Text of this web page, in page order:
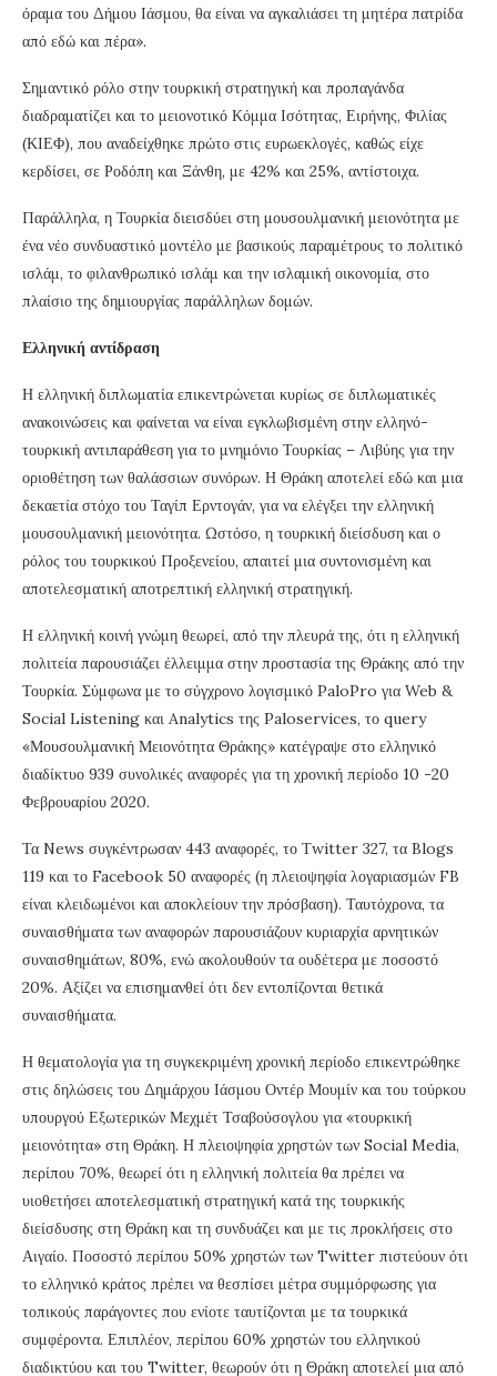
όραμα του Δήμου Ιάσμου, θα είναι να αγκαλιάσει τη μητέρα πατρίδα
από εδώ και πέρα».
Σημαντικό ρόλο στην τουρκική στρατηγική και προπαγάνδα
διαδραματίζει και το μειονοτικό Κόμμα Ισότητας, Ειρήνης, Φιλίας
(ΚΙΕΦ), που αναδείχθηκε πρώτο στις ευρωεκλογές, καθώς είχε
κερδίσει, σε Ροδόπη και Ξάνθη, με 42% και 25%, αντίστοιχα.
Παράλληλα, η Τουρκία διεισδύει στη μουσουλμανική μειονότητα με
ένα νέο συνδυαστικό μοντέλο με βασικούς παραμέτρους το πολιτικό
ισλάμ, το φιλανθρωπικό ισλάμ και την ισλαμική οικονομία, στο
πλαίσιο της δημιουργίας παράλληλων δομών.
Ελληνική αντίδραση
Η ελληνική διπλωματία επικεντρώνεται κυρίως σε διπλωματικές
ανακοινώσεις και φαίνεται να είναι εγκλωβισμένη στην ελληνό-
τουρκική αντιπαράθεση για το μνημόνιο Τουρκίας – Λιβύης για την
οριοθέτηση των θαλάσσιων συνόρων. Η Θράκη αποτελεί εδώ και μια
δεκαετία στόχο του Ταγίπ Ερντογάν, για να ελέγξει την ελληνική
μουσουλμανική μειονότητα. Ωστόσο, η τουρκική διείσδυση και ο
ρόλος του τουρκικού Προξενείου, απαιτεί μια συντονισμένη και
αποτελεσματική αποτρεπτική ελληνική στρατηγική.
Η ελληνική κοινή γνώμη θεωρεί, από την πλευρά της, ότι η ελληνική
πολιτεία παρουσιάζει έλλειμμα στην προστασία της Θράκης από την
Τουρκία. Σύμφωνα με το σύγχρονο λογισμικό PaloPro για Web &
Social Listening και Analytics της Paloservices, το query
«Μουσουλμανική Μειονότητα Θράκης» κατέγραψε στο ελληνικό
διαδίκτυο 939 συνολικές αναφορές για τη χρονική περίοδο 10 -20
Φεβρουαρίου 2020.
Τα News συγκέντρωσαν 443 αναφορές, το Τwitter 327, τα Blogs
119 και το Facebook 50 αναφορές (η πλειοψηφία λογαριασμών FB
είναι κλειδωμένοι και αποκλείουν την πρόσβαση). Ταυτόχρονα, τα
συναισθήματα των αναφορών παρουσιάζουν κυριαρχία αρνητικών
συναισθημάτων, 80%, ενώ ακολουθούν τα ουδέτερα με ποσοστό
20%. Αξίζει να επισημανθεί ότι δεν εντοπίζονται θετικά
συναισθήματα.
Η θεματολογία για τη συγκεκριμένη χρονική περίοδο επικεντρώθηκε
στις δηλώσεις του Δημάρχου Ιάσμου Οντέρ Μουμίν και του τούρκου
υπουργού Εξωτερικών Μεχμέτ Τσαβούσογλου για «τουρκική
μειονότητα» στη Θράκη. Η πλειοψηφία χρηστών των Social Media,
περίπου 70%, θεωρεί ότι η ελληνική πολιτεία θα πρέπει να
υιοθετήσει αποτελεσματική στρατηγική κατά της τουρκικής
διείσδυσης στη Θράκη και τη συνδυάζει και με τις προκλήσεις στο
Αιγαίο. Ποσοστό περίπου 50% χρηστών των Twitter πιστεύουν ότι
το ελληνικό κράτος πρέπει να θεσπίσει μέτρα συμμόρφωσης για
τοπικούς παράγοντες που ενίοτε ταυτίζονται με τα τουρκικά
συμφέροντα. Επιπλέον, περίπου 60% χρηστών του ελληνικού
διαδικτύου και του Twitter, θεωρούν ότι η Θράκη αποτελεί μια από